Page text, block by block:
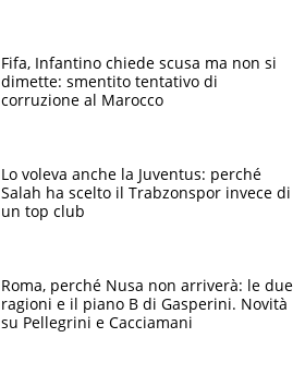
Fifa, Infantino chiede scusa ma non si
dimette: smentito tentativo di
corruzione al Marocco
Lo voleva anche la Juventus: perché
Salah ha scelto il Trabzonspor invece di
un top club
Roma, perché Nusa non arriverà: le due
ragioni e il piano B di Gasperini. Novità
su Pellegrini e Cacciamani